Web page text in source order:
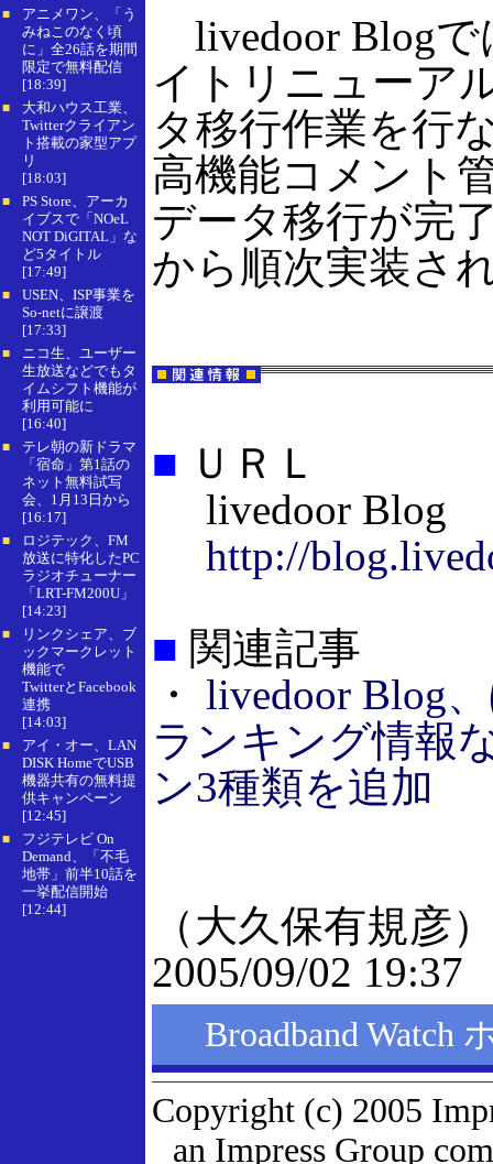
■
アニメワン、「う
みねこのなく頃
に」全26話を期間
限定で無料配信
[18:39]
■
大和ハウス工業、
Twitterクライアン
ト搭載の家型アプ
リ
[18:03]
■
PS Store、アーカ
イブスで「NOeL
NOT DiGITAL」な
ど5タイトル
[17:49]
■
USEN、ISP事業を
So-netに譲渡
[17:33]
■
ニコ生、ユーザー
生放送などでもタ
イムシフト機能が
利用可能に
[16:40]
■
テレ朝の新ドラマ
「宿命」第1話の
ネット無料試写
会、1月13日から
[16:17]
■
ロジテック、FM
放送に特化したPC
ラジオチューナー
「LRT-FM200U」
[14:23]
■
リンクシェア、ブ
ックマークレット
機能で
TwitterとFacebook
連携
[14:03]
■
アイ・オー、LAN
DISK HomeでUSB
機器共有の無料提
供キャンペーン
[12:45]
■
フジテレビ On
Demand、「不毛
地帯」前半10話を
一挙配信開始
[12:44]
livedoor Blogで
イトリニューア
タ移行作業を行
高機能コメント
データ移行が完
から順次実装さ
■ ＵＲＬ
livedoor Blog
http://
■ 関連記事
・ livedoor Blog
ランキング情報
ン3種類を追加
（大久保有規彦
2005/09/02 19:37
Broadband Watch
Copyright (c) 2005
an Impress Group